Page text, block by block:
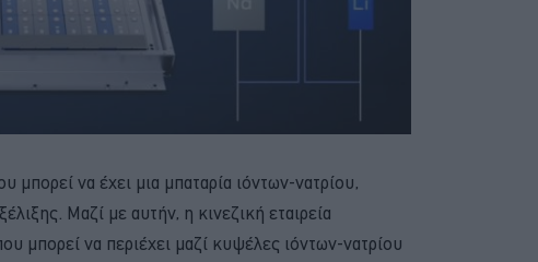
να έχει μια μπαταρία ιόντων-νατρίου,
Μαζί με αυτήν, η κινεζική εταιρεία
μπορεί να περιέχει μαζί κυψέλες ιόντων-νατρίου